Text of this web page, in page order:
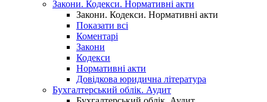
Закони. Кодекси. Нормативні акти
Закони. Кодекси. Нормативні акти
Показати всі
Коментарі
Закони
Кодекси
Нормативні акти
Довідкова юридична література
Бухгалтерський облік. Аудит